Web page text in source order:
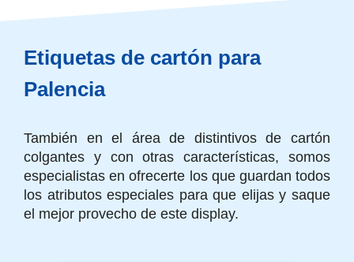
Etiquetas de cartón para
Palencia
También en el área de distintivos de cartón
colgantes y con otras características, somos
especialistas en ofrecerte los que guardan todos
los atributos especiales para que elijas y saque
el mejor provecho de este display.